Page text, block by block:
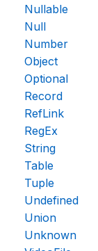
Nullable
Null
Number
Object
Optional
Record
RefLink
RegEx
String
Table
Tuple
Undefined
Union
Unknown